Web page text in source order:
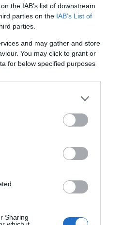
the IAB’s list of downstream
parties on the IAB’s List of
parties.
and may gather and store
You may click to grant or
for below specified purposes
Sharing
solo